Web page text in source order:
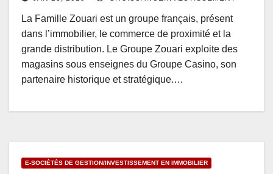
La Famille Zouari est un groupe français, présent
dans l’immobilier, le commerce de proximité et la
grande distribution. Le Groupe Zouari exploite des
magasins sous enseignes du Groupe Casino, son
partenaire historique et stratégique.…
E-SOCIÉTÉS DE GESTION/INVESTISSEMENT EN IMMOBILIER